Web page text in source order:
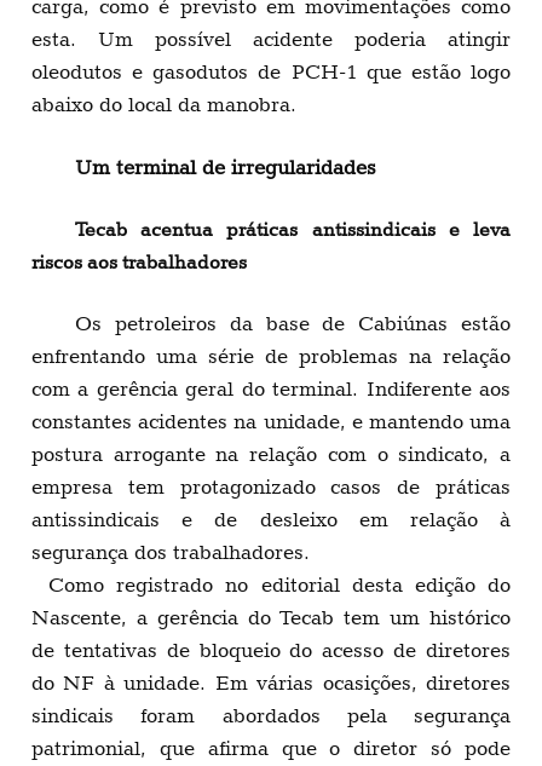
carga, como é previsto em movimentações como
esta. Um possível acidente poderia atingir
oleodutos e gasodutos de PCH-1 que estão logo
abaixo do local da manobra.
Um terminal de irregularidades
Tecab acentua práticas antissindicais e leva
riscos aos trabalhadores
Os petroleiros da base de Cabiúnas estão
enfrentando uma série de problemas na relação
com a gerência geral do terminal. Indiferente aos
constantes acidentes na unidade, e mantendo uma
postura arrogante na relação com o sindicato, a
empresa tem protagonizado casos de práticas
antissindicais e de desleixo em relação à
segurança dos trabalhadores.
Como registrado no editorial desta edição do
Nascente, a gerência do Tecab tem um histórico
de tentativas de bloqueio do acesso de diretores
do NF à unidade. Em várias ocasições, diretores
sindicais foram abordados pela segurança
patrimonial, que afirma que o diretor só pode